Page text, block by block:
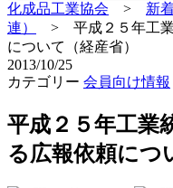
化成品工業協会 > 新
連）
> 平成２５年工
について（経産省）
2013/10/25
カテゴリー 会員向け情報
平成２５年工業
る広報依頼につ